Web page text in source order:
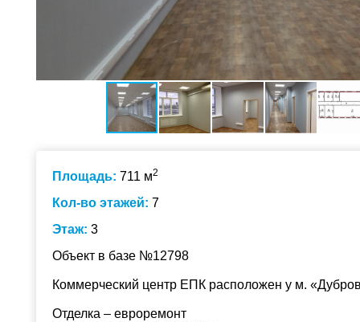
Площадь: 711 м2
Кол-во этажей: 7
Этаж: 3
Объект в базе №12798
Коммерческий центр ЕПК расположен у м.
Отделка – евроремонт